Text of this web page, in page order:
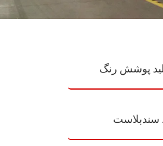
پوشش رنگ